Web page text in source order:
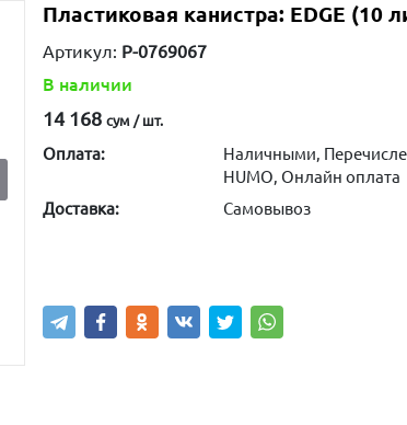
Пластиковая канистра: EDGE (10
Артикул: P-0769067
В наличии
14 168 сум / шт.
Оплата:
Наличными,
HUMO, Онлайн оплата
Доставка:
Самовывоз